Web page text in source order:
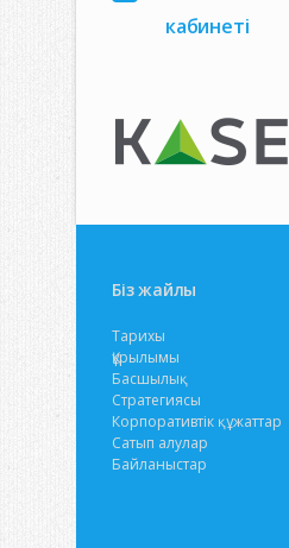
кабинеті
Біз жайлы
Тарихы
Құрылымы
Басшылық
Стратегиясы
Корпоративтік құжаттар
Сатып алулар
Байланыстар